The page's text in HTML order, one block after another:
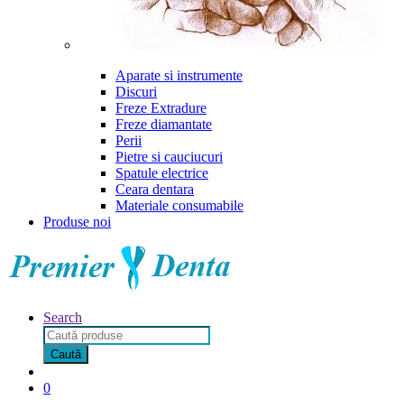
Aparate si instrumente
Discuri
Freze Extradure
Freze diamantate
Perii
Pietre si cauciucuri
Spatule electrice
Ceara dentara
Materiale consumabile
Produse noi
Search
Products
search
Caută
0